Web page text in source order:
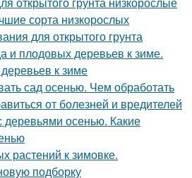
сорта низкорослых
для открытого грунта
и плодовых деревьев к зиме.
к зиме
сад осенью. Чем обработать
от болезней и вредителей
деревьями осенью. Какие
растений к зимовке.
подборку